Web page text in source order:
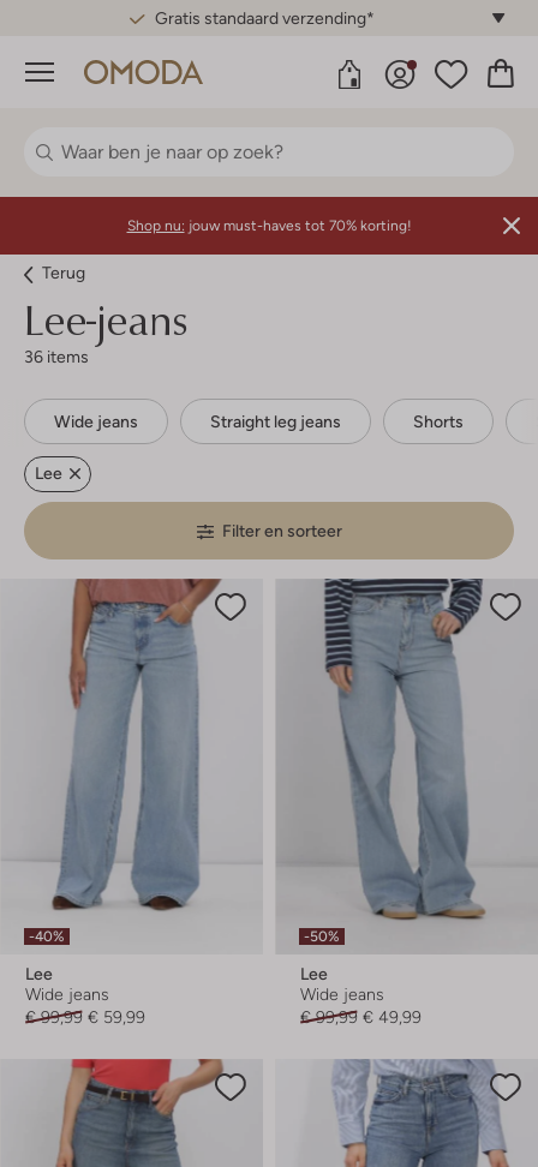
Gratis standaard verzending*
Menu
Shop nu: jouw must-haves tot 70% korting!
Terug
Lee-jeans
36 items
Wide jeans Straight leg jeans Shorts
Lee
Filter en sorteer
-40%
Lee
Wide jeans
€ 99,99 € 59,99
-50%
Lee
Wide jeans
€ 99,99 € 49,99